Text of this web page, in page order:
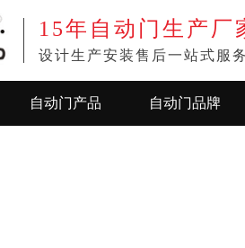
15年 自动门生产厂
设计生产安装售后一站式服务
自动门产品 自动门品牌